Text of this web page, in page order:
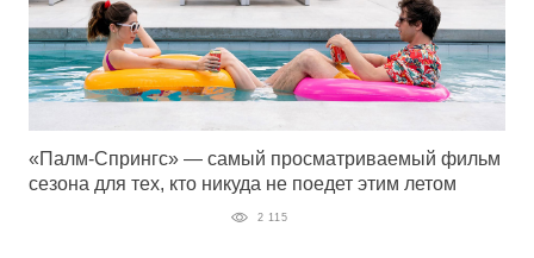
«Палм-Спрингс» — самый просматриваемый фильм
сезона для тех, кто никуда не поедет этим летом
2 115